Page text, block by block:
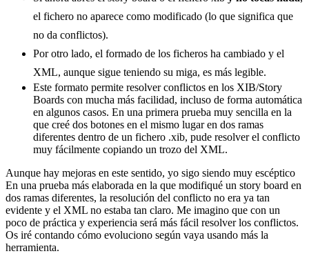
el fichero no aparece como modificado (lo que significa que
no da conflictos).
Por otro lado, el formado de los ficheros ha cambiado y el
XML, aunque sigue teniendo su miga, es más legible.
Este formato permite resolver conflictos en los XIB/Story
Boards con mucha más facilidad, incluso de forma automática
en algunos casos. En una primera prueba muy sencilla en la
que creé dos botones en el mismo lugar en dos ramas
diferentes dentro de un fichero .xib, pude resolver el conflicto
muy fácilmente copiando un trozo del XML.
Aunque hay mejoras en este sentido, yo sigo siendo muy escéptico
En una prueba más elaborada en la que modifiqué un story board en
dos ramas diferentes, la resolución del conflicto no era ya tan
evidente y el XML no estaba tan claro. Me imagino que con un
poco de práctica y experiencia será más fácil resolver los conflictos.
Os iré contando cómo evoluciono según vaya usando más la
herramienta.